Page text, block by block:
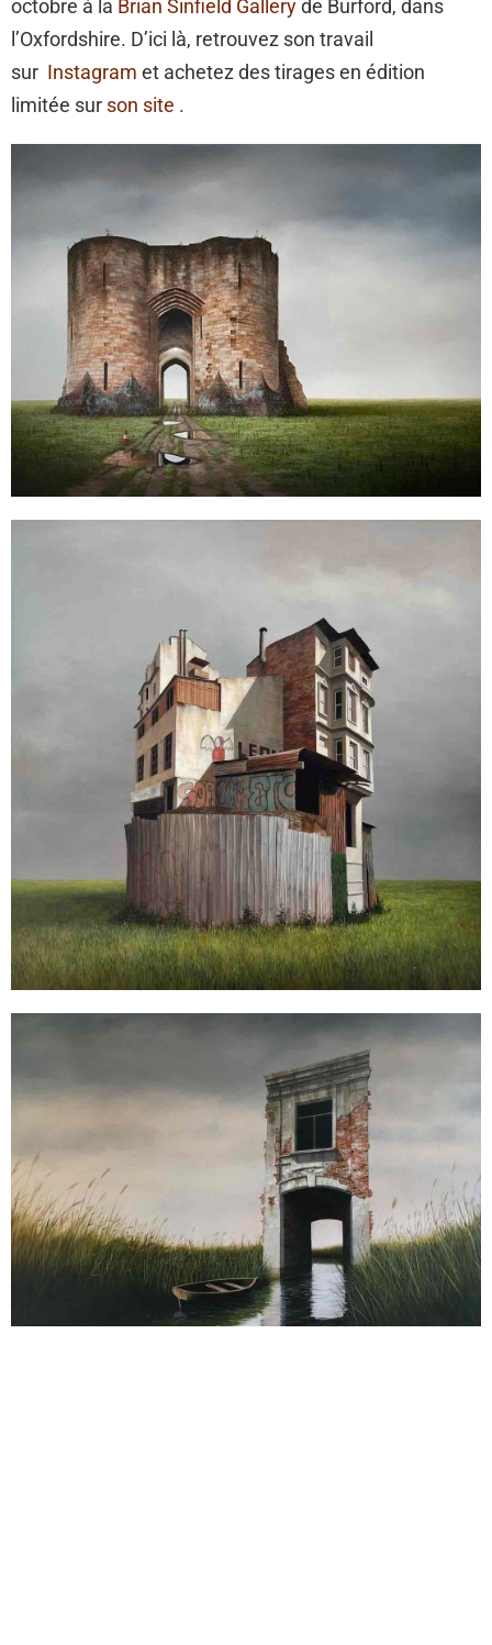
octobre à la Brian Sinfield Galleryde Burford, dans
l’Oxfordshire. D’ici là, retrouvez son travail
sur Instagram et achetez des tirages en édition
limitée sur son site .